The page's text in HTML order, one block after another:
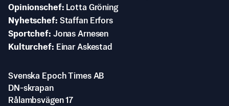
Opinionschef
Lotta Gröning
Nyhetschef Staffan Erfors
Sportchef Jonas Arnesen
Kulturchef
Einar Askestad
Svenska Epoch Times AB
DN-skrapan
Rålambsvägen 17